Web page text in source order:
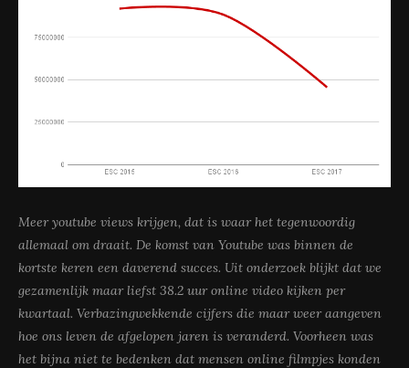
Meer youtube views krijgen, dat is waar het tegenwoordig
allemaal om draait. De komst van Youtube was binnen de
kortste keren een daverend succes. Uit onderzoek blijkt dat we
gezamenlijk maar liefst 38.2 uur online video kijken per
kwartaal. Verbazingwekkende cijfers die maar weer aangeven
hoe ons leven de afgelopen jaren is veranderd. Voorheen was
het bijna niet te bedenken dat mensen online filmpjes konden